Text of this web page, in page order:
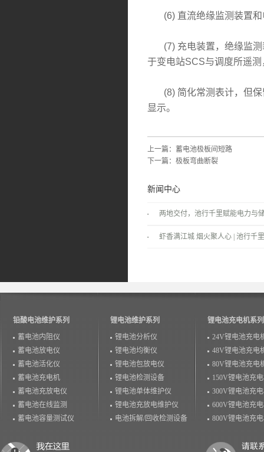
(6) 直流绝缘监测装置和
(7) 充电装置，绝缘监测
于变电站SCS与调度所遥
(8) 简化常测表计，但保
显示。
上一篇： 蓄电池极板间短路
下一篇： 极板弯曲断裂
新闻中心
两地交付，池行千里赋能电力与
景！
虾香满江城 烟火聚人心 | 池行千
铅酸电池维护系列
蓄电池内阻仪
蓄电池放电仪
蓄电池活化仪
蓄电池充电机
蓄电池充放电仪
蓄电池在线监测
蓄电池容量测试仪
锂电池维护系列
锂电池分析仪
锂电池均衡仪
锂电池包放电仪
锂电池检测设备
锂电池单体维护仪
锂电池充放电维护仪
电池拆解/回收检测设备
锂电池充电机系列
24V锂电池充电
48V锂电池充电
80V锂电池充电
150V锂电池充
300V锂电池充
600V锂电池充
800V锂电池充